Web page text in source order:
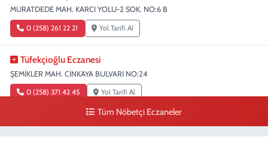
MURATDEDE MAH. KARCI YOLU-2 SOK. NO:6 B
0 (258) 261 22 21 Yol Tarifi Al
Tüfekçioğlu Eczanesi
ŞEMİKLER MAH. CİNKAYA BULVARI NO:24
0 (258) 371 42 45 Yol Tarifi Al
Duygu Eczanesi
Tüm Nöbetçi Eczaneler